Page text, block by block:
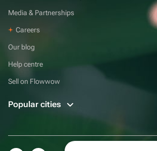
Media & Partnerships
Careers
Our blog
Help centre
Sell on Flowwow
Popular cities